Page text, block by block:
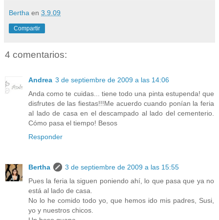
Bertha en 3.9.09
Compartir
4 comentarios:
Andrea 3 de septiembre de 2009 a las 14:06
Anda como te cuidas... tiene todo una pinta estupenda! que
disfrutes de las fiestas!!!Me acuerdo cuando ponían la feria
al lado de casa en el descampado al lado del cementerio.
Cómo pasa el tiempo! Besos
Responder
Bertha
3 de septiembre de 2009 a las 15:55
Pues la feria la siguen poniendo ahí, lo que pasa que ya no
está al lado de casa.
No lo he comido todo yo, que hemos ido mis padres, Susi,
yo y nuestros chicos.